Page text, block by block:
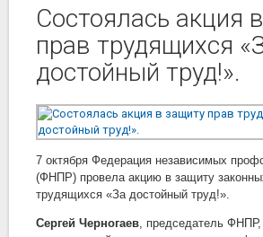
Состоялась акция
прав трудящихся
достойный труд!».
7 октября Федерация независимых
(ФНПР) провела акцию в защиту
трудящихся «За достойный труд!».
Сергей Черногаев, председатель